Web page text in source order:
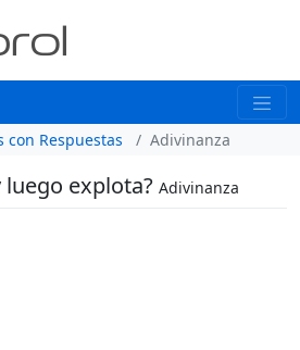
con Respuestas Adivinanza
luego explota? Adivinanza